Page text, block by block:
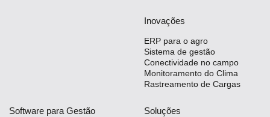
Inovações
ERP para o agro
Sistema de gestão
Conectividade no campo
Monitoramento do Clima
Rastreamento de Cargas
Software para Gestão Soluções